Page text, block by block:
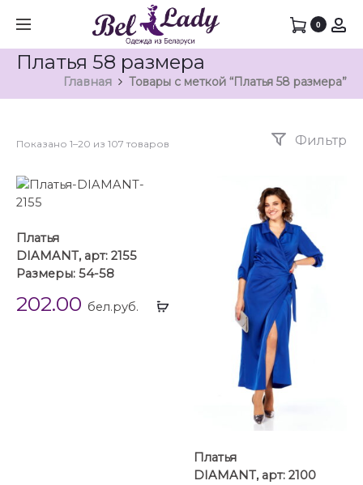
0
Платья 58 размера
Главная Товары с меткой “Платья 58 размера”
Показано 1–20 из 107 товаров Фильтр
Выбрать
Платья
DIAMANT, арт: 2155
Размеры: 54-58
202.00 бел.руб.
Платья
DIAMANT, арт: 2100